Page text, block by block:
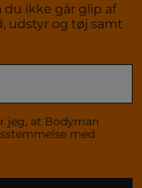
du ikke går glip af
udstyr og tøj samt
jeg, at Bodyman
med